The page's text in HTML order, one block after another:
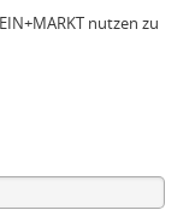
nutzen zu